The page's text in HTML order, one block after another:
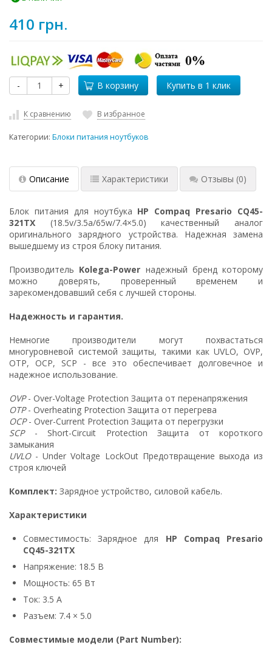
410 грн.
- + В корзину
К сравнению В избранное
Категории: Блоки питания ноутбуков
Описание Характеристики Отзывы (0)
Блок питания для ноутбука HP Compaq Presario CQ45-
321TX (18.5v/3.5a/65w/7.4×5.0) качественный аналог
оригинального зарядного устройства. Надежная замена
вышедшему из строя блоку питания.
Производитель Kolega-Power надежный бренд которому
можно доверять, проверенный временем и
зарекомендовавший себя с лучшей стороны.
Надежность и гарантия.
Немногие производители могут похвастаться
многуровневой системой защиты, такими как UVLO, OVP,
OTP, OCP, SCP - все это обеспечивает долговечное и
надежное использование.
OVP- Over-Voltage Protection Защита от перенапряжения
OTP- Overheating Protection Защита от перегрева
OCP- Over-Current Protection Защита от перегрузки
SCP- Short-Circuit Protection Защита от короткого
замыкания
UVLO- Under Voltage LockOut Предотвращение выхода из
строя ключей
Комплект: Зарядное устройство, силовой кабель.
Характеристики
Совместимость: Зарядное для HP Compaq Presario
CQ45-321TX
Напряжение: 18.5 В
Мощность: 65 Вт
Ток: 3.5 А
Разъем: 7.4 × 5.0
Совместимые модели (Part Number):